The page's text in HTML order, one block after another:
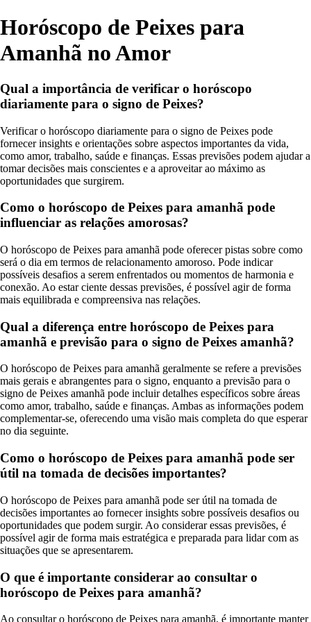
Horóscopo de Peixes para
Amanhã no Amor
Qual a importância de verificar o horóscopo
diariamente para o signo de Peixes?
Verificar o horóscopo diariamente para o signo de Peixes pode
fornecer insights e orientações sobre aspectos importantes da vida,
como amor, trabalho, saúde e finanças. Essas previsões podem ajudar a
tomar decisões mais conscientes e a aproveitar ao máximo as
oportunidades que surgirem.
Como o horóscopo de Peixes para amanhã pode
influenciar as relações amorosas?
O horóscopo de Peixes para amanhã pode oferecer pistas sobre como
será o dia em termos de relacionamento amoroso. Pode indicar
possíveis desafios a serem enfrentados ou momentos de harmonia e
conexão. Ao estar ciente dessas previsões, é possível agir de forma
mais equilibrada e compreensiva nas relações.
Qual a diferença entre horóscopo de Peixes para
amanhã e previsão para o signo de Peixes amanhã?
O horóscopo de Peixes para amanhã geralmente se refere a previsões
mais gerais e abrangentes para o signo, enquanto a previsão para o
signo de Peixes amanhã pode incluir detalhes específicos sobre áreas
como amor, trabalho, saúde e finanças. Ambas as informações podem
complementar-se, oferecendo uma visão mais completa do que esperar
no dia seguinte.
Como o horóscopo de Peixes para amanhã pode ser
útil na tomada de decisões importantes?
O horóscopo de Peixes para amanhã pode ser útil na tomada de
decisões importantes ao fornecer insights sobre possíveis desafios ou
oportunidades que podem surgir. Ao considerar essas previsões, é
possível agir de forma mais estratégica e preparada para lidar com as
situações que se apresentarem.
O que é importante considerar ao consultar o
horóscopo de Peixes para amanhã?
Ao consultar o horóscopo de Peixes para amanhã, é importante manter